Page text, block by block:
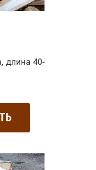
длина 40-